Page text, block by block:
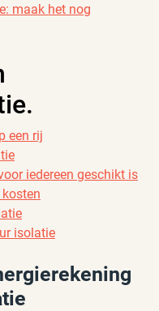
maak het nog
een rij
iedereen geschikt is
isolatie